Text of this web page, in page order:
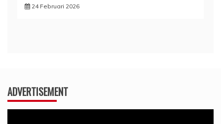
24 Februari 2026
ADVERTISEMENT